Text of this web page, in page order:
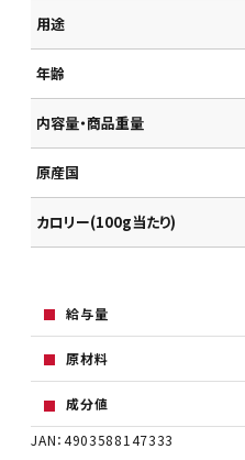
用途
年齢
内容量・商品重量
原産国
カロリー(100g当たり)
給与量
原材料
成分値
JAN：4903588147333